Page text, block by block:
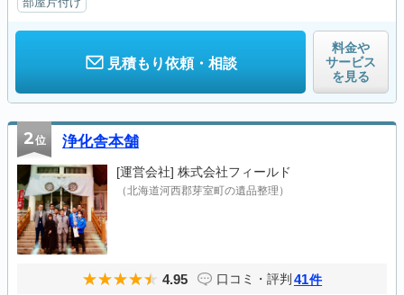
見積もり依頼・相談
料金や
サービス
を見る
2位 浄化舎本舗
[運営会社] 株式会社フィールド
（北海道河西郡芽室町の遺品整理）
4.95 口コミ・評判 41件